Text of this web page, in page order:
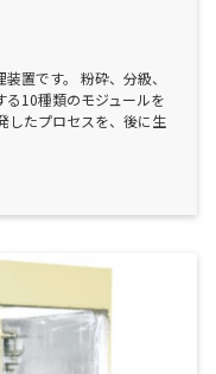
置です。 粉砕、分級、
10種類のモジュールを
したプロセスを、後に生